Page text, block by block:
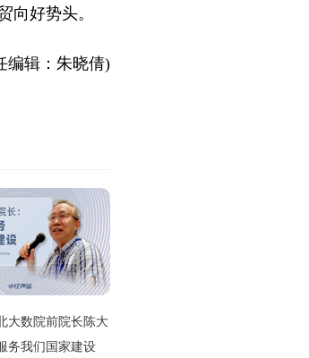
向好势头。
编辑：朱晓倩)
大数院前院长陈大
务我们国家建设